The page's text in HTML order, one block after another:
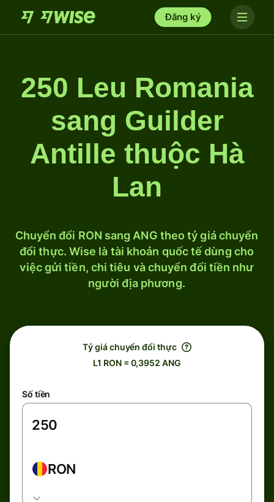
Đăng ký
250 Leu Romania
sang Guilder
Antille thuộc Hà
Lan
Chuyển đổi RON sang ANG theo tỷ giá chuyển
đổi thực. Wise là tài khoản quốc tế dùng cho
việc gửi tiền, chi tiêu và chuyển đổi tiền như
người địa phương.
Tỷ giá chuyển đổi thực
L1 RON = 0,3952 ANG
Số tiền
RON